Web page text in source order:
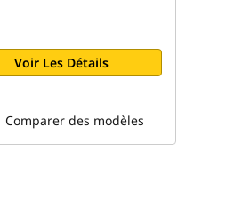
Voir Les Détails
Comparer des modèles